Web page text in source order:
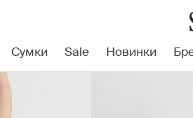
Сумки Sale Новинки